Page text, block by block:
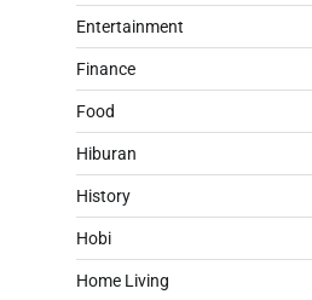
Entertainment
Finance
Food
Hiburan
History
Hobi
Home Living